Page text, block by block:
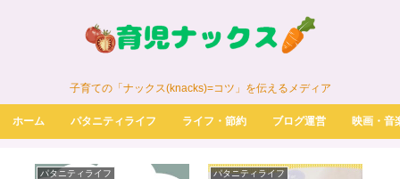
子育ての「ナックス(knacks)=コツ」を伝えるメディア
ホーム パタニティライフ ライフ・節約 ブログ運営 映画・音
パタニティライフ パタニティライフ